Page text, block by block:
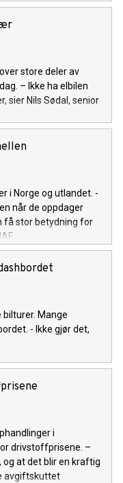
store deler av
– Ikke ha elbilen
sier Nils Sødal, senior
i Norge og utlandet. -
når de oppdager
få stor betydning for
Mange
- Ikke gjør det,
i
drivstoffprisene. –
og at det blir en kraftig
avgiftskuttet